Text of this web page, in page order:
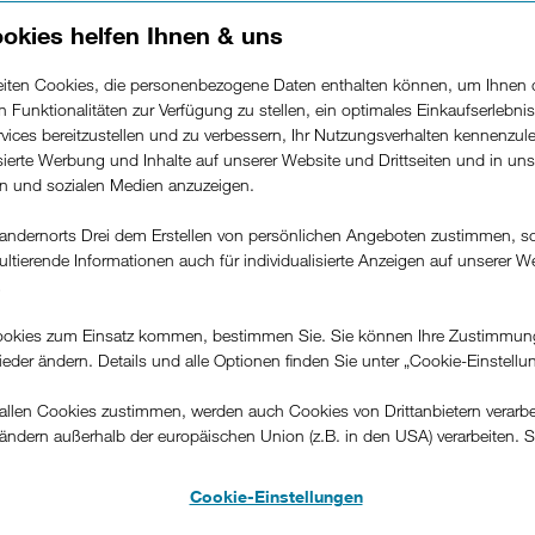
Apple Watch SE
mit einem neuen Smartphone
Alle Standorte sowie die
helfen Ihnen & uns
Cookies, die personenbezogene Daten enthalten können, um Ihnen
Funktionalitäten zur Verfügung zu stellen, ein optimales
bereitzustellen und zu verbessern, Ihr Nutzungsverhalten
Werbung und Inhalte auf unserer Website und Drittseiten und in
und sozialen Medien anzuzeigen.
Drei dem Erstellen von persönlichen Angeboten zustimmen,
Informationen auch für individualisierte Anzeigen auf unserer
zum Einsatz kommen, bestimmen Sie. Sie können Ihre
ändern. Details und alle Optionen finden Sie unter „Cookie-
Cookies zustimmen, werden auch Cookies von Drittanbietern
außerhalb der europäischen Union (z.B. in den USA) verarbeiten.
Cookie-Einstellungen